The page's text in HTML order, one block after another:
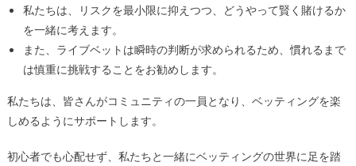
私たちは、リスクを最小限に抑えつつ、どうやって賢く賭けるか
を一緒に考えます。
また、ライブベットは瞬時の判断が求められるため、慣れるまで
は慎重に挑戦することをお勧めします。
私たちは、皆さんがコミュニティの一員となり、ベッティングを楽
しめるようにサポートします。
初心者でも心配せず、私たちと一緒にベッティングの世界に足を踏